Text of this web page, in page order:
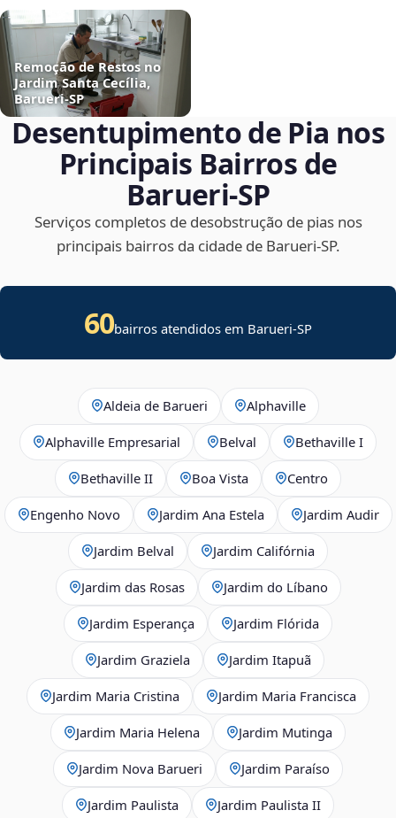
Remoção de Restos no
Jardim Santa Cecília,
Barueri‑SP
Desentupimento de Pia nos
Principais Bairros de
Barueri‑SP
Serviços completos de desobstrução de pias nos
principais bairros da cidade de Barueri‑SP.
60bairros atendidos em Barueri-SP
Aldeia de Barueri Alphaville
Alphaville Empresarial Belval Bethaville I
Bethaville II Boa Vista Centro
Engenho Novo Jardim Ana Estela Jardim Audir
Jardim Belval Jardim Califórnia
Jardim das Rosas Jardim do Líbano
Jardim Esperança Jardim Flórida
Jardim Graziela Jardim Itapuã
Jardim Maria Cristina Jardim Maria Francisca
Jardim Maria Helena Jardim Mutinga
Jardim Nova Barueri Jardim Paraíso
Jardim Paulista Jardim Paulista II